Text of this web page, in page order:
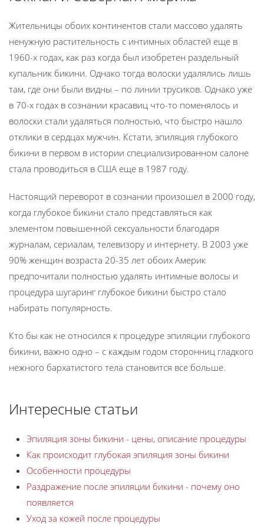
Жительницы обоих континентов стали массово удалять
ненужную растительность с интимных областей еще в
1960-х годах, как раз когда был изобретен раздельный
купальник бикини. Однако тогда волоски удалялись лишь
там, где они были видны – по линии трусиков. Однако уже
в 70-х годах в сознании красавиц что-то поменялось и
волоски стали удаляться полностью, что быстро нашло
отклики в сердцах мужчин. Кстати, эпиляция глубокого
бикини в первом в истории специализированном салоне
стала проводиться в США еще в 1987 году.
Настоящий переворот в сознании произошел в 2000 году,
когда глубокое бикини стало представляться как
элементом повышенной сексуальности благодаря
журналам, сериалам, телевизору и интернету. В 2003 уже
90% женщин возраста 20-35 лет обоих Америк
предпочитали полностью удалять интимные волосы и
процедура шугаринг глубокое бикини быстро стало
набирать популярность.
Кто бы как не относился к процедуре эпиляции глубокого
бикини, важно одно – с каждым годом сторонниц гладкого
нежного бархатистого тела становится все больше.
Интересные статьи
Эпиляция зоны бикини - цены, описание процедуры
Как происходит глубокая эпиляция зоны бикини
Особенности процедуры
Раздражение после эпиляции бикини - почему оно
появляется
Уход за кожей после процедуры